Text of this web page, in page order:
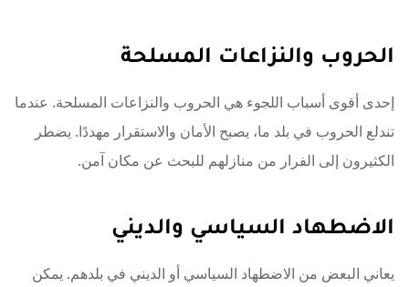
الحروب والنزاعات المسلحة
إحدى أقوى أسباب اللجوء هي الحروب والنزاعات المسلحة. عندما
تندلع الحروب في بلد ما، يصبح الأمان والاستقرار مهددًا. يضطر
الكثيرون إلى الفرار من منازلهم للبحث عن مكان آمن.
الاضطهاد السياسي والديني
يعاني البعض من الاضطهاد السياسي أو الديني في بلدهم. يمكن